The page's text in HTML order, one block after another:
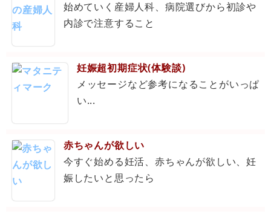
始めていく産婦人科、病院選びから初診や
内診で注意すること
妊娠超初期症状(体験談)
メッセージなど参考になることがいっぱ
い...
赤ちゃんが欲しい
今すぐ始める妊活、赤ちゃんが欲しい、妊
娠したいと思ったら